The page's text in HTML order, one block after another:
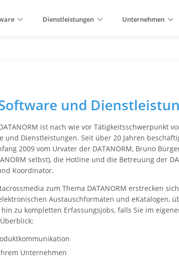
Dienstleistungen Unternehmen
und
ist nach wie vor Tätigkeitsschwerpunkt
und Dienstleistungen. Seit über 20 Jahren
2009 vom Urvater der DATANORM, Bruno
selbst), die Hotline und die Betreuung der
Koordinator.
zum Thema DATANORM erstrecken
Austauschformaten und eKatalogen,
zu kompletten Erfassungsjobs, falls Sie im
Unternehmen